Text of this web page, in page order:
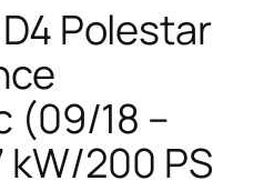
Polestar
(09/18 –
kW/200 PS